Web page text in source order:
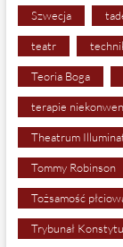
Szwecja
teatr
Teoria Boga
terapie
Theatrum
Tommy Robinson
Tożsamość
Trybunał